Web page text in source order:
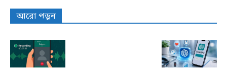
আরো পড়ুন